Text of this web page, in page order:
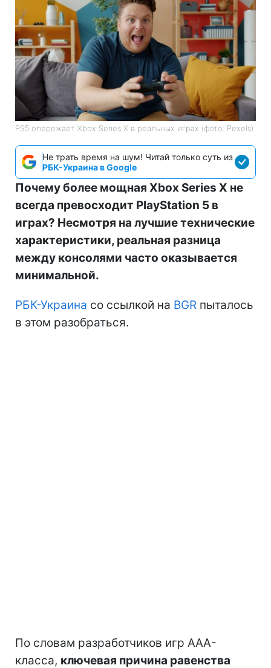
PS5 опережает Xbox Series X в реальных играх (фото: Pexels)
Не трать время на шум! Читай только суть из
РБК-Украина в Google
Почему более мощная Xbox Series X не
всегда превосходит PlayStation 5 в
играх? Несмотря на лучшие технические
характеристики, реальная разница
между консолями часто оказывается
минимальной.
РБК-Украина со ссылкой на BGR пыталось
в этом разобраться.
По словам разработчиков игр AAA-
класса, ключевая причина равенства